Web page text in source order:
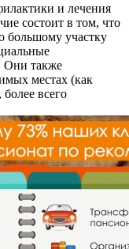
и лечения
состоит в том, что
большому участку
Они также
местах (как
всего